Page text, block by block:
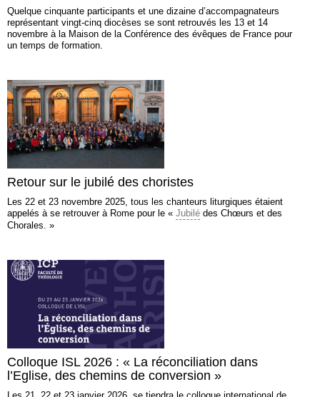
Quelque cinquante participants et une dizaine d’accompagnateurs
représentant vingt-cinq diocèses se sont retrouvés les 13 et 14
novembre à la Maison de la Conférence des évêques de France pour
un temps de formation.
Retour sur le jubilé des choristes
Les 22 et 23 novembre 2025, tous les chanteurs liturgiques étaient
appelés à se retrouver à Rome pour le « Jubilé des Chœurs et des
Chorales. »
Colloque ISL 2026 : « La réconciliation dans
l’Eglise, des chemins de conversion »